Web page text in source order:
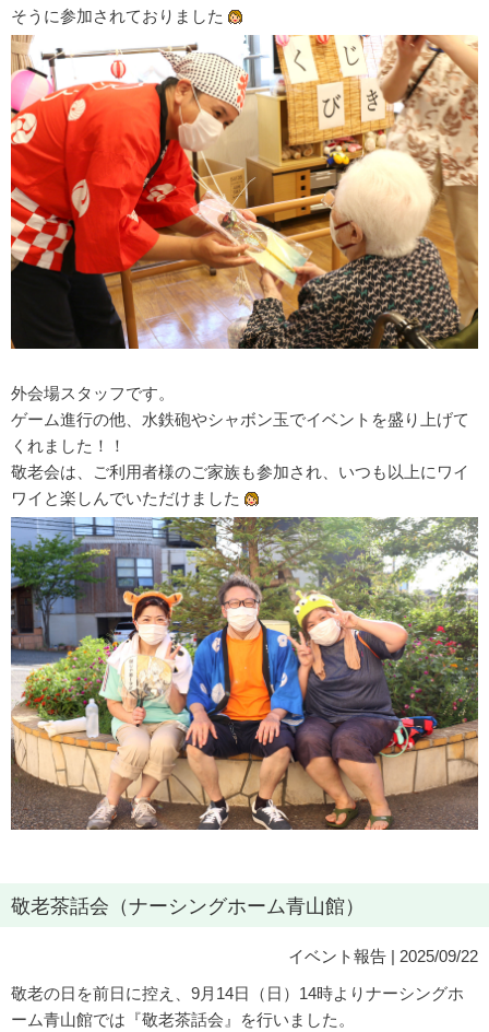
そうに参加されておりました
外会場スタッフです。
ゲーム進行の他、水鉄砲やシャボン玉でイベントを盛り上げて
くれました！！
敬老会は、ご利用者様のご家族も参加され、いつも以上にワイ
ワイと楽しんでいただけました
敬老茶話会（ナーシングホーム青山館）
イベント報告 | 2025/09/22
敬老の日を前日に控え、9月14日（日）14時よりナーシングホ
ーム青山館では『敬老茶話会』を行いました。